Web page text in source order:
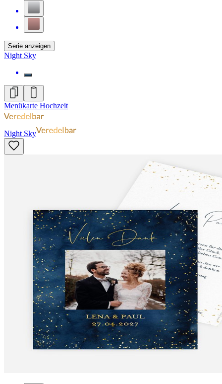
Serie anzeigen
Night Sky
Menükarte Hochzeit
Night Sky